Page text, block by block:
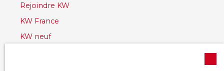
Rejoindre KW
KW France
KW neuf